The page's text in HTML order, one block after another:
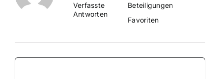
Verfasste
Antworten
Beteiligungen
Favoriten